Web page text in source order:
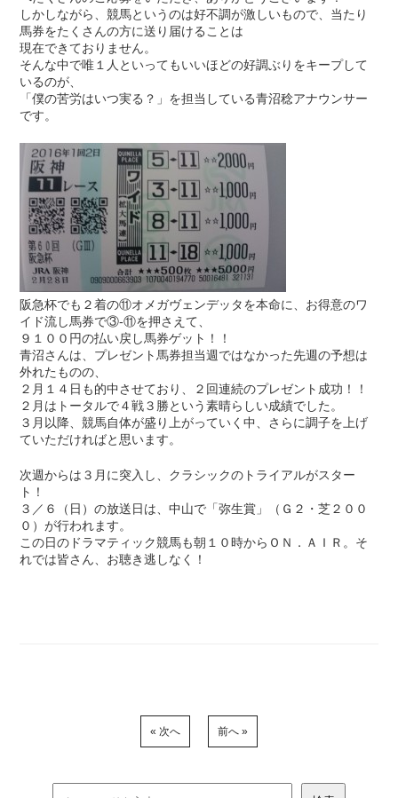
しかしながら、競馬というのは好不調が激しいもので、当たり
馬券をたくさんの方に送り届けることは
現在できておりません。
そんな中で唯１人といってもいいほどの好調ぶりをキープして
いるのが、
「僕の苦労はいつ実る？」を担当している青沼稔アナウンサー
です。
阪急杯でも２着の⑪オメガヴェンデッタを本命に、お得意のワ
イド流し馬券で③-⑪を押さえて、
９１００円の払い戻し馬券ゲット！！
青沼さんは、プレゼント馬券担当週ではなかった先週の予想は
外れたものの、
２月１４日も的中させており、２回連続のプレゼント成功！！
２月はトータルで４戦３勝という素晴らしい成績でした。
３月以降、競馬自体が盛り上がっていく中、さらに調子を上げ
ていただければと思います。
次週からは３月に突入し、クラシックのトライアルがスター
ト！
３／６（日）の放送日は、中山で「弥生賞」（Ｇ２・芝２００
０）が行われます。
この日のドラマティック競馬も朝１０時からＯＮ．ＡＩＲ。そ
れでは皆さん、お聴き逃しなく！
« 次へ 前へ »